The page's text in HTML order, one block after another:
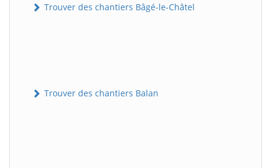
Trouver des chantiers Bâgé-le-Châtel
Trouver des chantiers Balan